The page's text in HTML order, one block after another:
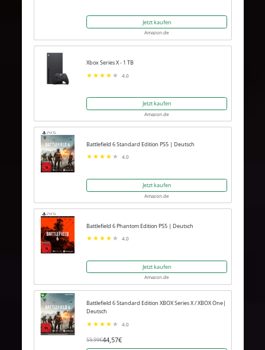
Jetzt kaufen
Amazon.de
Xbox Series X - 1 TB
4.0
Jetzt kaufen
Amazon.de
Battlefield 6 Standard Edition PS5 | Deutsch
4.0
Jetzt kaufen
Amazon.de
Battlefield 6 Phantom Edition PS5 | Deutsch
4.0
Jetzt kaufen
Amazon.de
Battlefield 6 Standard Edition XBOX Series X / XBOX One|
Deutsch
4.0
59,99€44,57€